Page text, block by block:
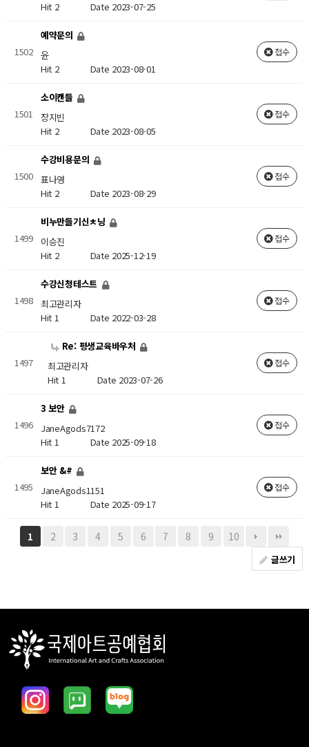
Hit 2 Date 2023-07-25
1502
예약문의
윤
Hit 2 Date 2023-08-01
접수
1501
소이캔들
장지빈
Hit 2 Date 2023-08-05
접수
1500
수강비용문의
표나영
Hit 2 Date 2023-08-29
접수
1499
비누만들기신ㅊ닝
이승진
Hit 2 Date 2025-12-19
접수
1498
수강신청테스트
최고관리자
Hit 1 Date 2022-03-28
접수
1497
Re: 평생교육바우처
최고관리자
Hit 1 Date 2023-07-26
접수
1496
3 보안
JaneAgods7172
Hit 1 Date 2025-09-18
접수
1495
보안 &#
JaneAgods1151
Hit 1 Date 2025-09-17
접수
1 2 3 4 5 6 7 8 9 10
글쓰기